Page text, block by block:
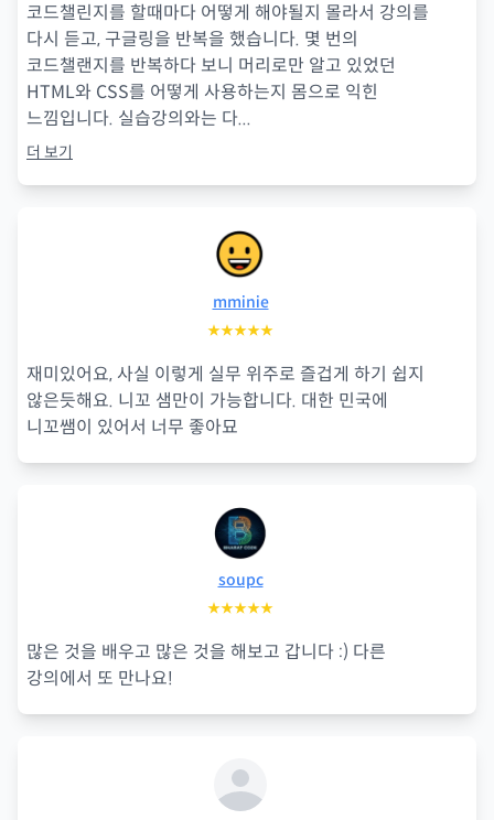
코드챌린지를 할때마다 어떻게 해야될지 몰라서 강의를
다시 듣고, 구글링을 반복을 했습니다. 몇 번의
코드챌랜지를 반복하다 보니 머리로만 알고 있었던
HTML와 CSS를 어떻게 사용하는지 몸으로 익힌
느낌입니다. 실습강의와는 다...
더 보기
mminie
★★★★★
재미있어요, 사실 이렇게 실무 위주로 즐겁게 하기 쉽지
않은듯해요. 니꼬 샘만이 가능합니다. 대한 민국에
니꼬쌤이 있어서 너무 좋아묘
soupc
★★★★★
많은 것을 배우고 많은 것을 해보고 갑니다 :) 다른
강의에서 또 만나요!